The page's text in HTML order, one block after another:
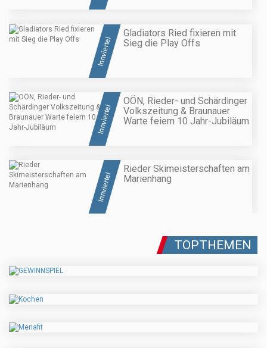
Innviertel
Gladiators Ried fixieren mit
Sieg die Play Offs
Innviertel
OÖN, Rieder- und Schärdinger
Volkszeitung & Braunauer
Warte feiern 10 Jahr-Jubiläum
Innviertel
Rieder Skimeisterschaften am
Marienhang
TOPTHEMEN